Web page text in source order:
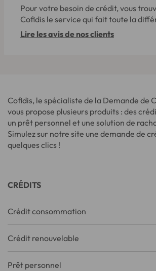
Pour votre besoin de crédit, vous
Cofidis le service qui fait toute la
Lire les avis de nos clients
Cofidis, le spécialiste de la Demande de
vous propose plusieurs produits : des
un prêt personnel et une solution de
Simulez sur notre site une demande de
quelques clics !
CRÉDITS
Crédit consommation
Crédit renouvelable
Prêt personnel